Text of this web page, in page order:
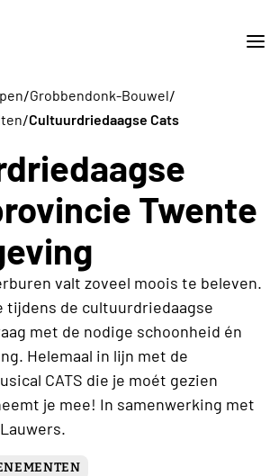
/Grobbendonk-Bouwel/
/Cultuurdriedaagse Cats
Twente
valt zoveel moois te beleven.
tijdens de cultuurdriedaagse
met de nodige schoonheid én
Helemaal in lijn met de
CATS die je moét gezien
je mee! In samenwerking met